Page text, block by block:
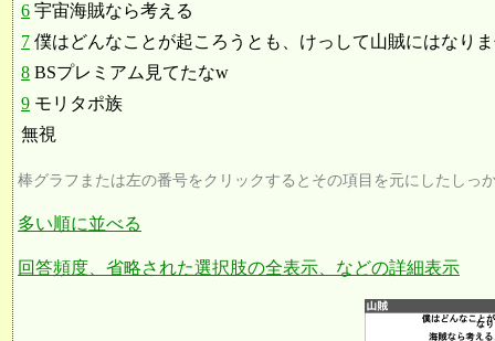
6 宇宙海賊なら考える
7 僕はどんなことが起ころうとも、けっして山賊にはなり
8 BSプレミアム見てたなw
9 モリタポ族
無視
棒グラフまたは左の番号をクリックするとその項目を元にしたしっ
多い順に並べる
回答頻度、省略された選択肢の全表示、などの詳細表示